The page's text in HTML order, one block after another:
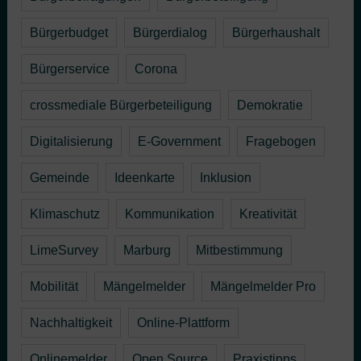
Bürgerbudget Bürgerdialog Bürgerhaushalt
Bürgerservice Corona
crossmediale Bürgerbeteiligung Demokratie
Digitalisierung E-Government Fragebogen
Gemeinde Ideenkarte Inklusion
Klimaschutz Kommunikation Kreativität
LimeSurvey Marburg Mitbestimmung
Mobilität Mängelmelder Mängelmelder Pro
Nachhaltigkeit Online-Plattform